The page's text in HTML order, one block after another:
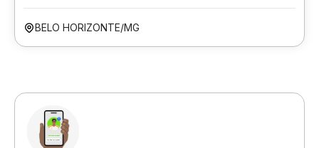
BELO HORIZONTE/MG